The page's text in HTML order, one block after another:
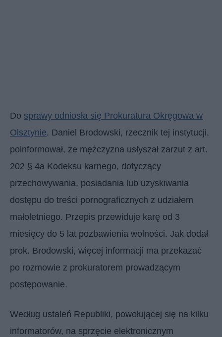
Do sprawy odniosła się Prokuratura Okręgowa w
Olsztynie. Daniel Brodowski, rzecznik tej instytucji,
poinformował, że mężczyzna usłyszał zarzut z art.
202 § 4a Kodeksu karnego, dotyczący
przechowywania, posiadania lub uzyskiwania
dostępu do treści pornograficznych z udziałem
małoletniego. Przepis przewiduje karę od 3
miesięcy do 5 lat pozbawienia wolności. Jak dodał
prok. Brodowski, więcej informacji ma przekazać
po rozmowie z prokuratorem prowadzącym
postępowanie.
Według ustaleń Republiki, powołującej się na kilku
informatorów, na sprzęcie elektronicznym